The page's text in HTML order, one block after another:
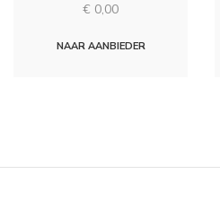
d
€ 0,00
NAAR AANBIEDER